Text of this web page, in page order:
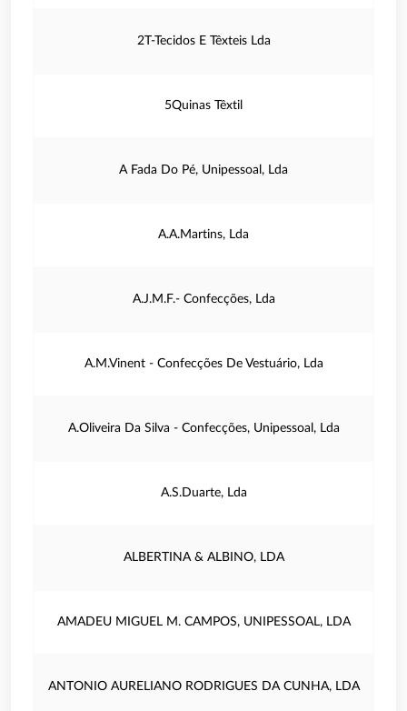
2T-Tecidos E Têxteis Lda
5Quinas Têxtil
A Fada Do Pé, Unipessoal, Lda
A.A.Martins, Lda
A.J.M.F.- Confecções, Lda
A.M.Vinent - Confecções De Vestuário, Lda
A.Oliveira Da Silva - Confecções, Unipessoal, Lda
A.S.Duarte, Lda
ALBERTINA & ALBINO, LDA
AMADEU MIGUEL M. CAMPOS, UNIPESSOAL, LDA
ANTONIO AURELIANO RODRIGUES DA CUNHA, LDA